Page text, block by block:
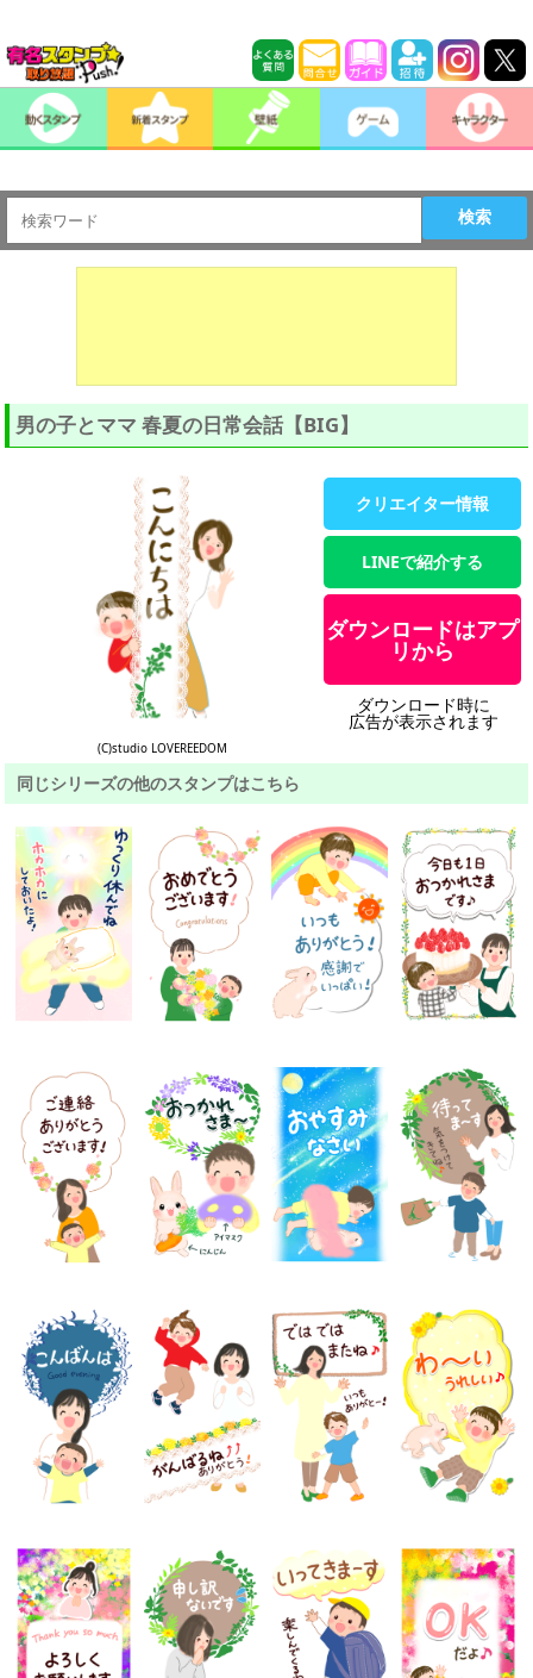
検索
男の子とママ 春夏の日常会話【BIG】
(C)studio LOVEREEDOM
クリエイター情報
LINEで紹介する
ダウンロードはアプ
リから
ダウンロード時に
広告が表示されます
同じシリーズの他のスタンプはこちら